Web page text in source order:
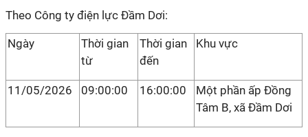
Theo Công ty điện lực Đầm Dơi:
Ngày
Thời gian
từ
Thời gian
đến
Khu vực
11/05/2026 09:00:00 16:00:00
Một phần ấp Đồng
Tâm B, xã Đầm Dơi